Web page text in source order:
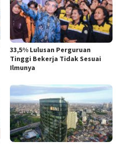
33,5% Lulusan Perguruan
Tinggi Bekerja Tidak Sesuai
Ilmunya